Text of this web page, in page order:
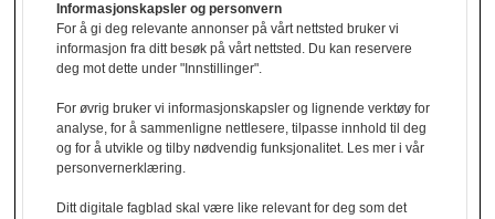
annonser/stillingsannonser, kan du bruke
denne e-post adressen:
annonse@grav24.no
Ved å følge linken under finner du vår
personvernerklæring.
Informasjonskapsler og personvern
For å gi deg relevante annonser på vårt nettsted bruker vi
informasjon fra ditt besøk på vårt nettsted. Du kan reservere
deg mot dette under "Innstillinger".
For øvrig bruker vi informasjonskapsler og lignende verktøy for
analyse, for å sammenligne nettlesere, tilpasse innhold til deg
og for å utvikle og tilby nødvendig funksjonalitet. Les mer i vår
personvernerklæring.
Ditt digitale fagblad skal være like relevant for deg som det